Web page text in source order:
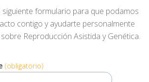
siguiente formulario para que podamos
contigo y ayudarte personalmente
Reproducción Asistida y Genética.
(obligatorio)